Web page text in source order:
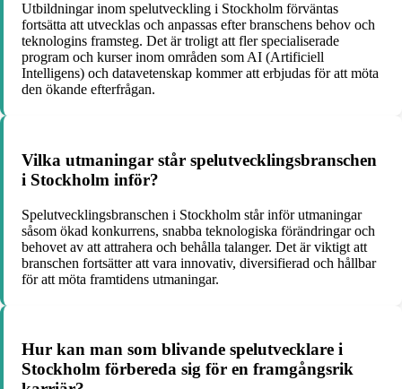
Utbildningar inom spelutveckling i Stockholm förväntas
fortsätta att utvecklas och anpassas efter branschens behov och
teknologins framsteg. Det är troligt att fler specialiserade
program och kurser inom områden som AI (Artificiell
Intelligens) och datavetenskap kommer att erbjudas för att möta
den ökande efterfrågan.
Vilka utmaningar står spelutvecklingsbranschen
i Stockholm inför?
Spelutvecklingsbranschen i Stockholm står inför utmaningar
såsom ökad konkurrens, snabba teknologiska förändringar och
behovet av att attrahera och behålla talanger. Det är viktigt att
branschen fortsätter att vara innovativ, diversifierad och hållbar
för att möta framtidens utmaningar.
Hur kan man som blivande spelutvecklare i
Stockholm förbereda sig för en framgångsrik